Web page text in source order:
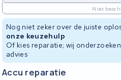
Niet
Nog niet zeker over de juiste
onze keuzehulp
Of kies reparatie; wij
advies
Accu reparatie